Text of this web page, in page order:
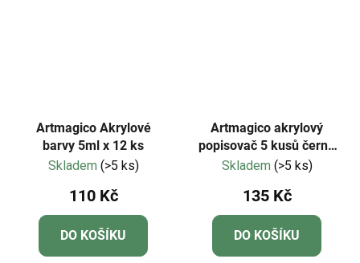
Artmagico Akrylové
barvy 5ml x 12 ks
Skladem (>5 ks)
110 Kč
DO KOŠÍKU
Artmagico akrylový
popisovač 5 kusů černá
0,7 mm | 80142
Skladem (>5 ks)
135 Kč
DO KOŠÍKU